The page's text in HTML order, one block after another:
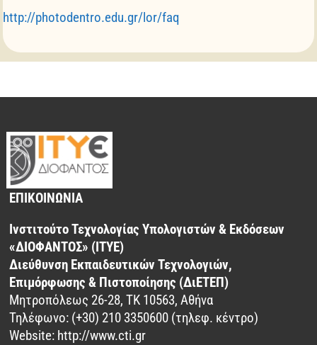
http://photodentro.edu.gr/lor/faq
ΕΠΙΚΟΙΝΩΝΙΑ
Ινστιτούτο Τεχνολογίας Υπολογιστών & Εκδόσεων
«ΔΙΟΦΑΝΤΟΣ» (ΙΤΥΕ)
Διεύθυνση Εκπαιδευτικών Τεχνολογιών,
Επιμόρφωσης & Πιστοποίησης (ΔιΕΤΕΠ)
Μητροπόλεως 26-28, ΤΚ 10563, Αθήνα
Τηλέφωνο: (+30) 210 3350600 (τηλεφ. κέντρο)
Website: http://www.cti.gr